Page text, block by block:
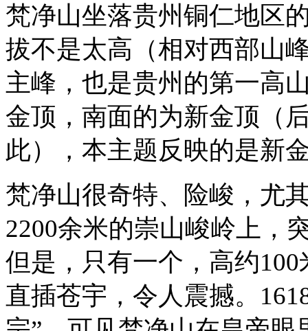
梵净山坐落贵州铜仁地区
拔不是太高（相对西部山
主峰，也是贵州的第一高
金顶，南面的为新金顶（
此），本主题反映的是新
梵净山很奇特、险峻，尤
2200余米的崇山峻岭上，
但是，只有一个，高约
直插苍宇，令人震撼。